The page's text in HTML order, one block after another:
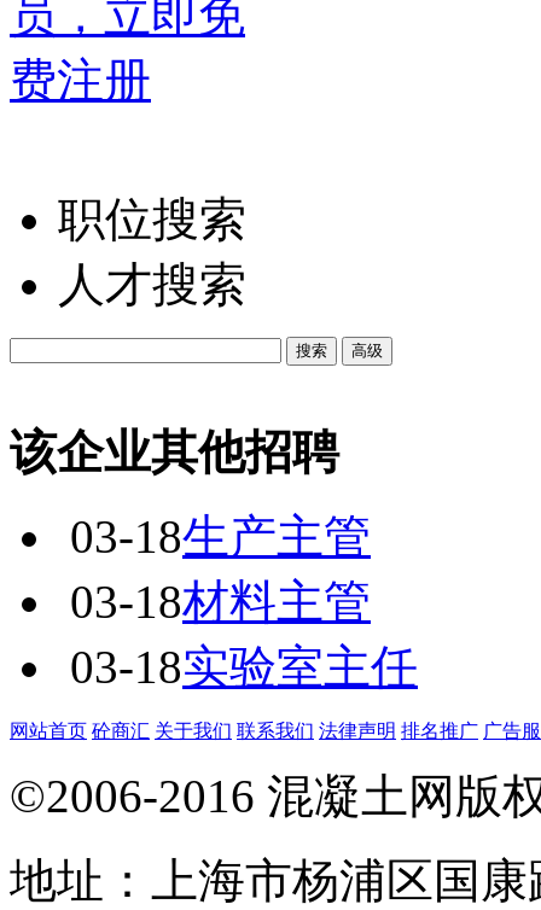
职位搜索
人才搜索
该企业其他招聘
03-18生产主管
03-18材料主管
03-18实验室主任
网站首页 砼商汇 关于我们 联系我们 法律声明 排名推广 广告
©2006-2016 混凝土网版
地址：上海市杨浦区国